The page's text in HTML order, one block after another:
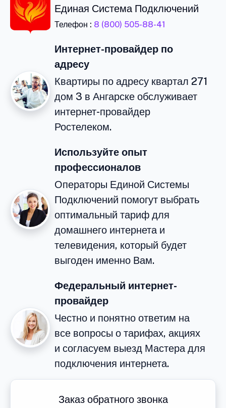
Единая Система Подключений
Телефон : 8 (800) 505-88-41
Интернет-провайдер по
адресу
Квартиры по адресу квартал 271
дом 3 в Ангарске обслуживает
интернет-провайдер
Ростелеком.
Используйте опыт
профессионалов
Операторы Единой Системы
Подключений помогут выбрать
оптимальный тариф для
домашнего интернета и
телевидения, который будет
выгоден именно Вам.
Федеральный интернет-
провайдер
Честно и понятно ответим на
все вопросы о тарифах, акциях
и согласуем выезд Мастера для
подключения интернета.
Заказ обратного звонка